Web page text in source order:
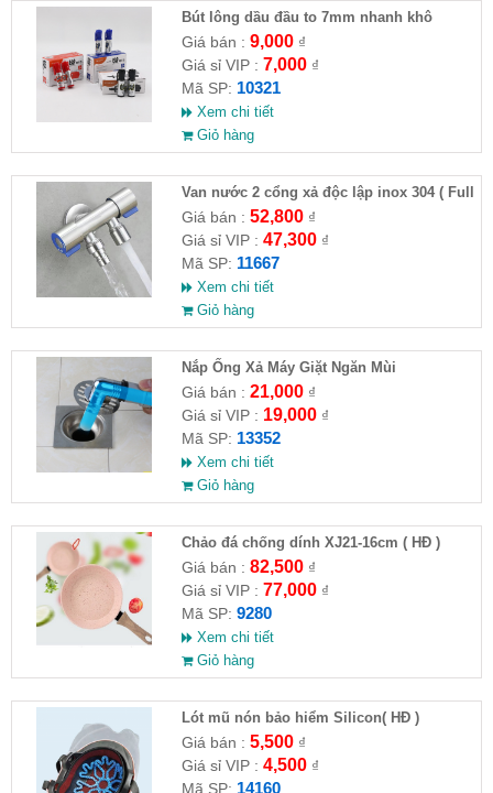
Bút lông dầu đầu to 7mm nhanh khô
Giá bán : 9,000₫
Giá sỉ VIP : 7,000₫
Mã SP: 10321
Xem chi tiết
Giỏ hàng
Van nước 2 cổng xả độc lập inox 304 ( Full
VAT )
Giá bán : 52,800₫
Giá sỉ VIP : 47,300₫
Mã SP: 11667
Xem chi tiết
Giỏ hàng
Nắp Ống Xả Máy Giặt Ngăn Mùi
Giá bán : 21,000₫
Giá sỉ VIP : 19,000₫
Mã SP: 13352
Xem chi tiết
Giỏ hàng
Chảo đá chống dính XJ21-16cm ( HĐ )
Giá bán : 82,500₫
Giá sỉ VIP : 77,000₫
Mã SP: 9280
Xem chi tiết
Giỏ hàng
Lót mũ nón bảo hiểm Silicon( HĐ )
Giá bán : 5,500₫
Giá sỉ VIP : 4,500₫
Mã SP: 14160